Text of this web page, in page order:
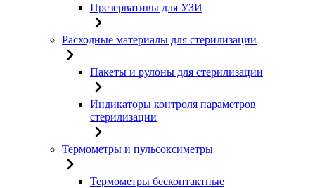
Презервативы для УЗИ
Расходные материалы для стерилизации
Пакеты и рулоны для стерилизации
Индикаторы контроля параметров
стерилизации
Термометры и пульсоксиметры
Термометры бесконтактные